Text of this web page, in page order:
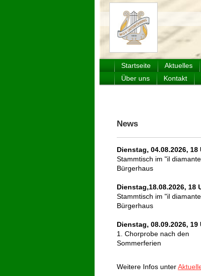
Startseite Aktuelles
Über uns
Kontakt
News
Dienstag, 04.08.2026, 18
Stammtisch im "il
Bürgerhaus
Dienstag,18.08.2026, 18
Stammtisch im "il
Bürgerhaus
Dienstag, 08.09.2026, 19
1. Chorprobe nach den
Sommerferien
Weitere Infos unter